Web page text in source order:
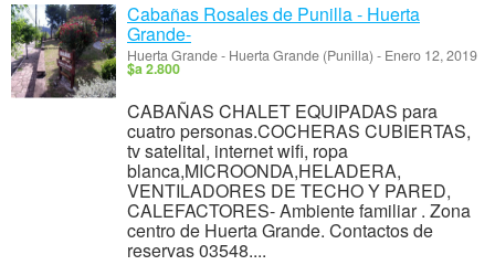
Cabañas Rosales de Punilla - Huerta
Grande-
Huerta Grande- Huerta Grande (Punilla) - Enero 12, 2019
$a 2.800
CABAÑAS CHALET EQUIPADAS para
cuatro personas.COCHERAS CUBIERTAS,
tv satelital, internet wifi, ropa
blanca,MICROONDA,HELADERA,
VENTILADORES DE TECHO Y PARED,
CALEFACTORES- Ambiente familiar . Zona
centro de Huerta Grande. Contactos de
reservas 03548....